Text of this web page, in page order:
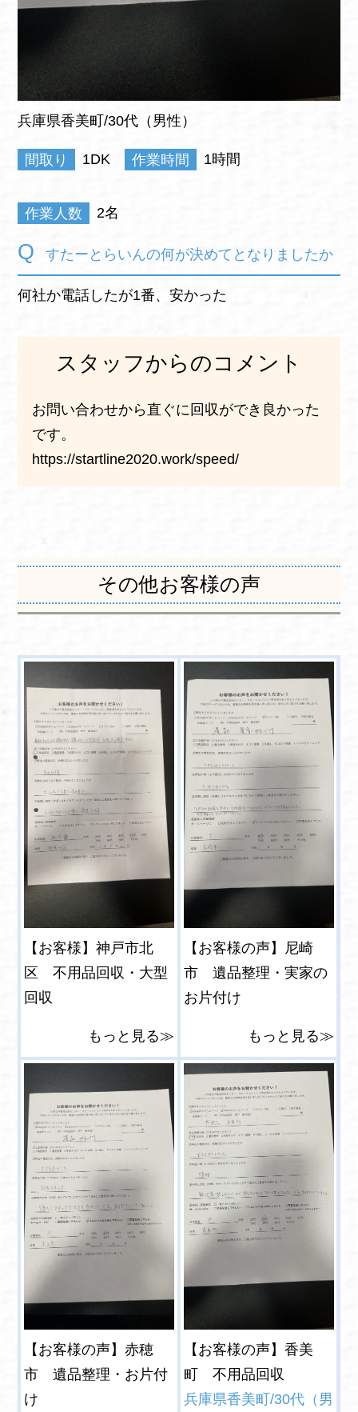
兵庫県香美町/30代（男性）
間取り 1DK 作業時間 1時間
作業人数 2名
すたーとらいんの何が決めてとなりましたか
何社か電話したが1番、安かった
スタッフからのコメント
お問い合わせから直ぐに回収ができ良かった
です。
https://startline2020.work/speed/
その他お客様の声
【お客様】神戸市北
区 不用品回収・大型
回収
もっと見る≫
【お客様の声】尼崎
市 遺品整理・実家の
お片付け
もっと見る≫
【お客様の声】赤穂
市 遺品整理・お片付
け
【お客様の声】香美
町 不用品回収
兵庫県香美町/30代（男